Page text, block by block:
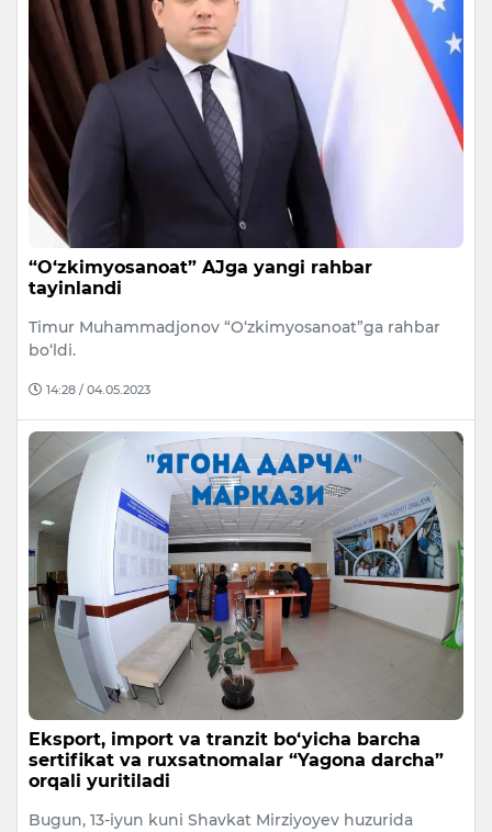
“O‘zkimyosanoat” AJga yangi rahbar
tayinlandi
Timur Muhammadjonov “O‘zkimyosanoat”ga rahbar
bo‘ldi.
14:28 / 04.05.2023
Eksport, import va tranzit bo‘yicha barcha
sertifikat va ruxsatnomalar “Yagona darcha”
orqali yuritiladi
Bugun, 13-iyun kuni Shavkat Mirziyoyev huzurida